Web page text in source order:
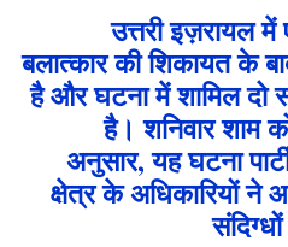
उत्तरी इज़रायल में
बलात्कार की शिकायत के
है और घटना में शामिल दो
है। शनिवार शाम
अनुसार, यह घटना
क्षेत्र के अधिकारियों ने